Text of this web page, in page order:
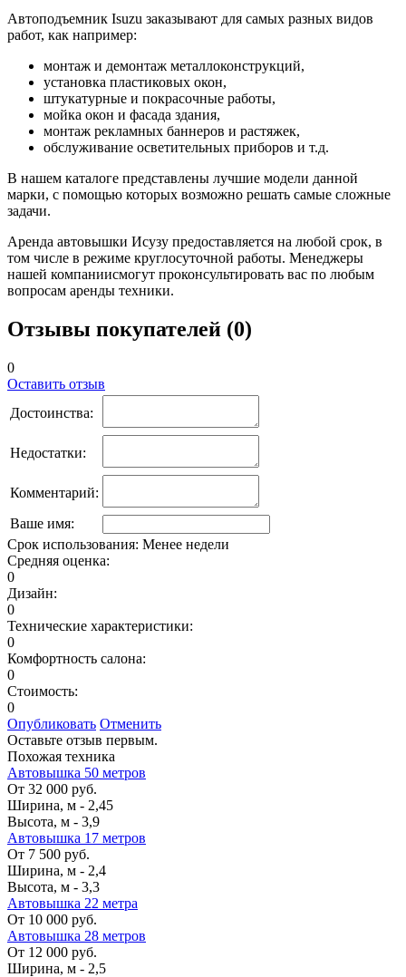
Автоподъемник Isuzu заказывают для самых разных видов
работ, как например:
монтаж и демонтаж металлоконструкций,
установка пластиковых окон,
штукатурные и покрасочные работы,
мойка окон и фасада здания,
монтаж рекламных баннеров и растяжек,
обслуживание осветительных приборов и т.д.
В нашем каталоге представлены лучшие модели данной
марки, с помощью которых возможно решать самые сложные
задачи.
Аренда автовышки Исузу предоставляется на любой срок, в
том числе в режиме круглосуточной работы. Менеджеры
нашей компаниисмогут проконсультировать вас по любым
вопросам аренды техники.
Отзывы покупателей (0)
0
Оставить отзыв
Достоинства:
Недостатки:
Комментарий:
Ваше имя:
Срок использования: Менее недели
Средняя оценка:
0
Дизайн:
0
Технические характеристики:
0
Комфортность салона:
0
Стоимость:
0
Опубликовать Отменить
Оставьте отзыв первым.
Похожая техника
Автовышка 50 метров
От 32 000 руб.
Ширина, м - 2,45
Высота, м - 3,9
Автовышка 17 метров
От 7 500 руб.
Ширина, м - 2,4
Высота, м - 3,3
Автовышка 22 метра
От 10 000 руб.
Автовышка 28 метров
От 12 000 руб.
Ширина, м - 2,5